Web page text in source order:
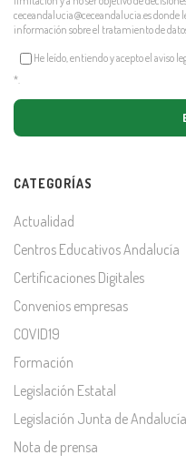
ceceandalucia@ceceandalucia.esdonde
información sobre el tratamiento de
He leído, entiendo y acepto el aviso
*.
CATEGORÍAS
Actualidad
Centros Educativos Andalucía
Certificaciones Digitales
Convenios empresas
COVID19
Formación
Legislación Estatal
Legislación Junta de Andalucía
Nota de prensa